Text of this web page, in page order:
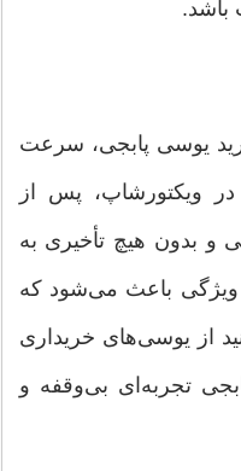
باشد.
یوسی پابجی، سرعت
ویکتورشاپ، پس از
و بدون هیچ تأخیری به
باعث می‌شود که
از یوسی‌های خریداری
تجربه‌ای بی‌وقفه و